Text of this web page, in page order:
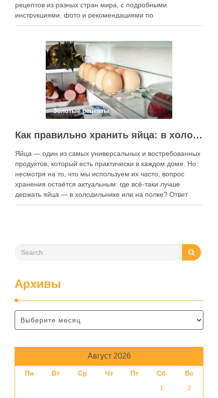
рецептов из разных стран мира, с подробными
инструкциями, фото и рекомендациями по
приготовлению. В отличие от печатных изданий,
контент, расширять коллекции блюд и добавлять новые
функции. Ниже …
Золотые рецепты
Как правильно хранить яйца: в холодильнике или на полке?
Яйца — один из самых универсальных и востребованных
продуктов, который есть практически в каждом доме. Но
несмотря на то, что мы используем их часто, вопрос
хранения остаётся актуальным: где всё-таки лучше
держать яйца — в холодильнике или на полке? Ответ
зависит от нескольких факторов, включая температуру
Архивы
Август 2026
Пн Вт Ср Чт Пт Сб
Вс
1
2